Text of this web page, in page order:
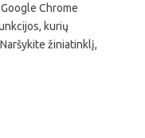
Chrome
kurių
žiniatinklį,